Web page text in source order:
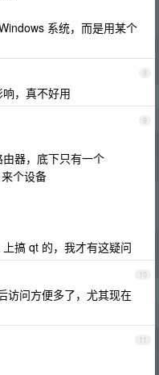
系统，而是用某个
8
，真不好用
9
器，底下只有一个
个设备
搞 qt 的，我才有这疑问
10
访问方便多了，尤其现在
11